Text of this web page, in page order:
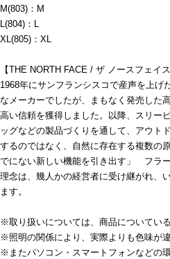
M(803)：M
L(804)：L
XL(805)：XL
【THE NORTH FACE / ザ ノースフェイス
1968年にサンフランシスコで産声を上げ
なメーカーでしたが、まもなく発売した
高い信頼を獲得しました。以降、スリー
ッグなどの製品づくりを通して、アウト
するのではなく、自然に存在する複数の
でにない新しい機能を引き出す」 フラ
理念は、幾人かの経営者に受け継がれ、
ます。
※取り扱いについては、商品についてい
※照明の関係により、実際よりも色味が
※またパソコン・スマートフォンなどの